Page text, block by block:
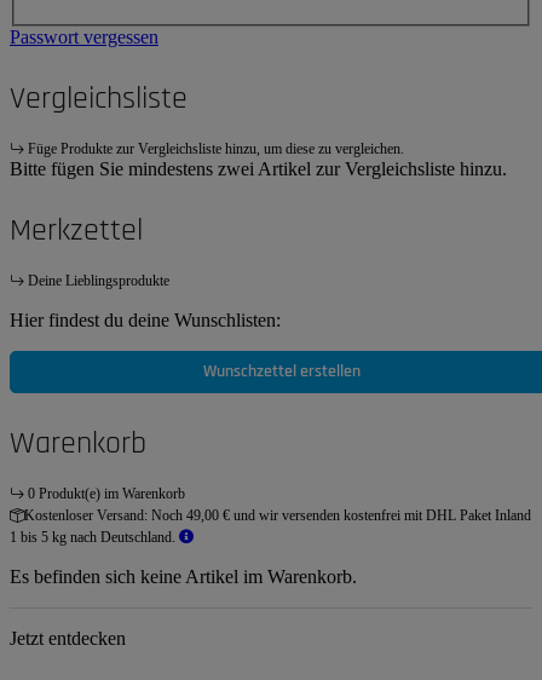
Passwort vergessen
Vergleichsliste
Füge Produkte zur Vergleichsliste hinzu, um diese zu vergleichen.
Bitte fügen Sie mindestens zwei Artikel zur Vergleichsliste hinzu.
Merkzettel
Deine Lieblingsprodukte
Hier findest du deine Wunschlisten:
Wunschzettel erstellen
Warenkorb
0 Produkt(e) im Warenkorb
Kostenloser Versand: Noch 49,00 € und wir versenden kostenfrei mit DHL Paket Inland
1 bis 5 kg nach Deutschland.
Es befinden sich keine Artikel im Warenkorb.
Jetzt entdecken